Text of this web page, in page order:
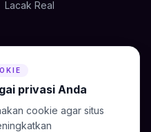
Lacak Real
Kecantikan
Makanan
privasi Anda
cookie agar situs